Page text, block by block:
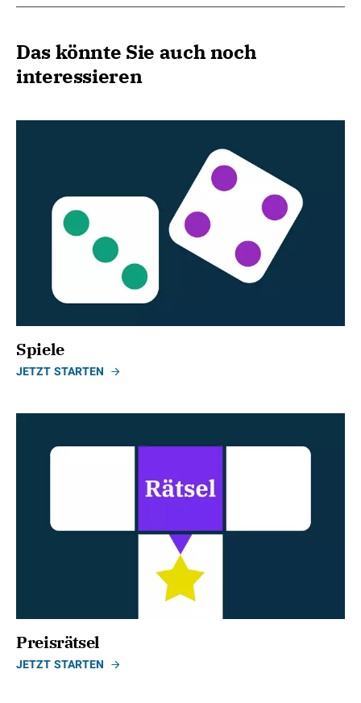
Das könnte Sie auch noch
interessieren
Spiele
JETZT STARTEN
Preisrätsel
JETZT STARTEN